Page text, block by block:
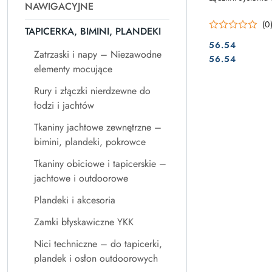
NAWIGACYJNE
TAPICERKA, BIMINI, PLANDEKI
Zatrzaski i napy – Niezawodne
elementy mocujące
Rury i złączki nierdzewne do
łodzi i jachtów
Tkaniny jachtowe zewnętrzne –
bimini, plandeki, pokrowce
Tkaniny obiciowe i tapicerskie –
jachtowe i outdoorowe
Plandeki i akcesoria
Zamki błyskawiczne YKK
Nici techniczne – do tapicerki,
plandek i osłon outdoorowych
(0)
Cena:
56.54
Cena:
56.54